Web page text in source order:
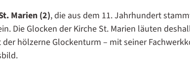
Marien (2), die aus dem 11. Jahrhundert
Die Glocken der Kirche St. Marien läuten
hölzerne Glockenturm – mit seiner